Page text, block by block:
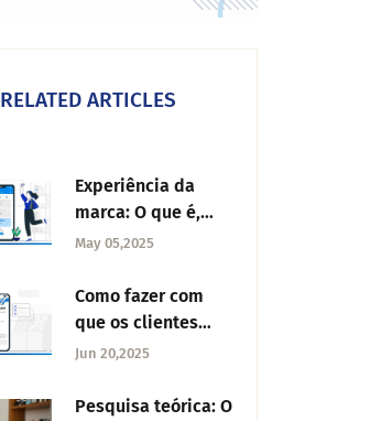
RELATED ARTICLES
Experiência da
marca: O que é,
elementos e como
May 05,2025
Como fazer com
que os clientes
respondam às
Jun 20,2025
Pesquisa teórica: O